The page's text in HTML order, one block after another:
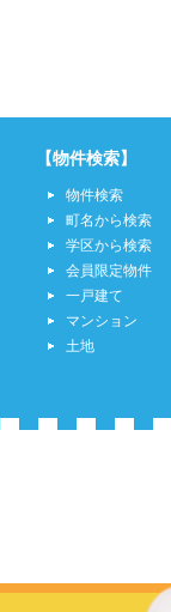
【物件検索】
物件検索
町名から検索
学区から検索
会員限定物件
一戸建て
マンション
土地